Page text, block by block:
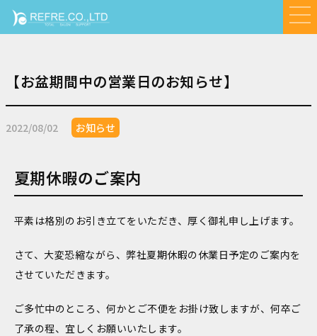
【お盆期間中の営業日のお知らせ】
2022/08/02 お知らせ
夏期休暇のご案内
平素は格別のお引き立てをいただき、厚く御礼申し上げます。
さて、大変恐縮ながら、弊社夏期休暇の休業日予定のご案内を
させていただきます。
ご多忙中のところ、何かとご不便をお掛け致しますが、何卒ご
了承の程、宜しくお願いいたします。